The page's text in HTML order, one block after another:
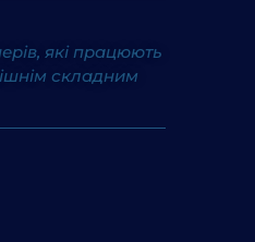
які працюють
складним